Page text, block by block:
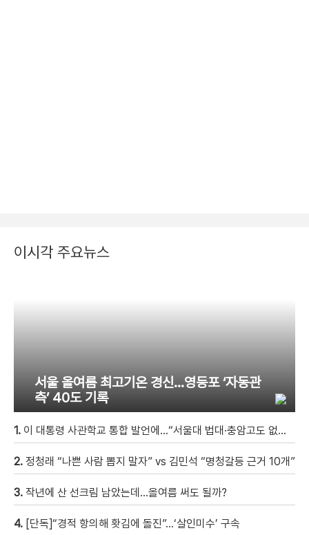
이시각 주요뉴스
서울 올여름 최고기온 경신…영등포 ‘자동관
측’ 40도 기록
1. 이 대통령 사관학교 통합 발언에…“서울대 법대·충암고도 없애나”
2. 정청래 “나쁜 사람 뽑지 말자” vs 김민석 “명청갈등 근거 10개”
3. 작년에 산 선크림 남았는데…올여름 써도 될까?
4. [단독]“경적 항의해 홧김에 돌진”…‘살인미수’ 구속